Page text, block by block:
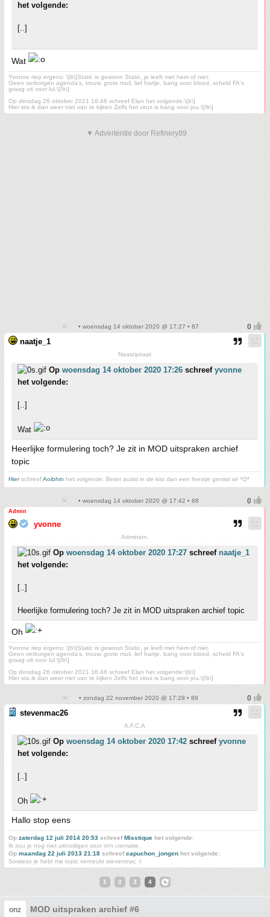
het volgende:
[..]
Wat
Yvonne riep ergens: \[b\]Static is gewoon Static, je leeft met hem of niet.
Geen verborgen agenda's, trouw, grote muil, lief hartje, bang voor bloed, scheld FA's
graag uit voor lul.\[/b\]
Op dinsdag 26 oktober 2021 16:46 schreef Elan het volgende:\[b\]
Hier sta ik dan weer niet van te kijken Zelfs het virus is bang voor jou.\[/b\]
▼ Advertentie door Refinery89
• woensdag 14 oktober 2020 @ 17:27 • 87
naatje_1
Naatzipiraat
Op woensdag 14 oktober 2020 17:26 schreef yvonne
het volgende:
[..]
Wat
Heerlijke formulering toch? Je zit in MOD uitspraken archief
topic
HierschreefAoibhin het volgende: Beter autist in de kist dan een feestje gemist w/ *O*
• woensdag 14 oktober 2020 @ 17:42 • 88
Admin
yvonne
Adminion.
Op woensdag 14 oktober 2020 17:27 schreef naatje_1
het volgende:
[..]
Heerlijke formulering toch? Je zit in MOD uitspraken archief topic
Oh
Yvonne riep ergens: \[b\]Static is gewoon Static, je leeft met hem of niet.
Geen verborgen agenda's, trouw, grote muil, lief hartje, bang voor bloed, scheld FA's
graag uit voor lul.\[/b\]
Op dinsdag 26 oktober 2021 16:46 schreef Elan het volgende:\[b\]
Hier sta ik dan weer niet van te kijken Zelfs het virus is bang voor jou.\[/b\]
• zondag 22 november 2020 @ 17:28 • 89
stevenmac26
A.F.C.A
Op woensdag 14 oktober 2020 17:42 schreef yvonne
het volgende:
[..]
Oh
Hallo stop eens
Op zaterdag 12 juli 2014 20:53 schreefMisstique het volgende:
Ik zou je nog niet uitnodigen voor m'n crematie.
Op maandag 22 juli 2013 21:18 schreefcapuchon_jongen het volgende:
Sowieso je hebt me topic verneukt stevenmac :r
1 2 3 4
onz MOD uitspraken archief #6